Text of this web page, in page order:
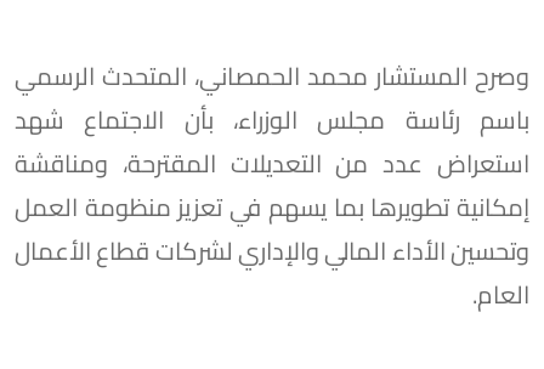
وصرح المستشار محمد الحمصاني، المتحدث الرسمي
باسم رئاسة مجلس الوزراء، بأن الاجتماع شهد
استعراض عدد من التعديلات المقترحة، ومناقشة
إمكانية تطويرها بما يسهم في تعزيز منظومة العمل
وتحسين الأداء المالي والإداري لشركات قطاع الأعمال
العام.